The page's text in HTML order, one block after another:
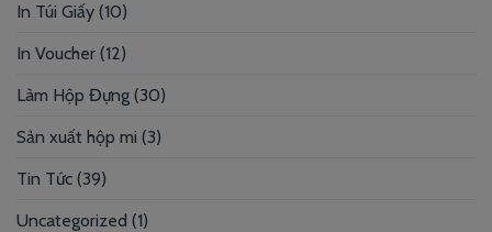
In Túi Giấy (10)
In Voucher (12)
Làm Hộp Đựng (30)
Sản xuất hộp mi (3)
Tin Tức (39)
Uncategorized (1)